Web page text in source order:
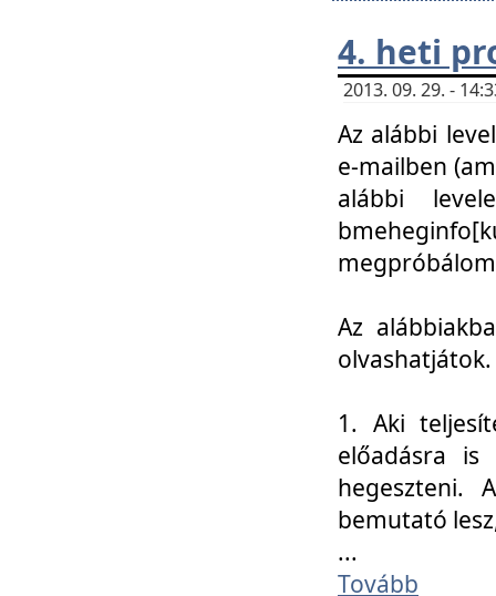
4. heti
2013. 09. 29. -
Az alábbi
e-mailben
alábbi
Az
olvashatjátok.
1. Aki
előadásra
hegeszteni.
bemutató
...
Tovább